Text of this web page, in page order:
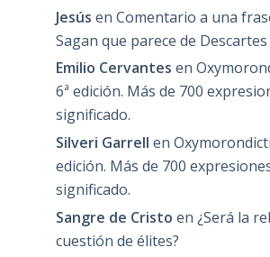
Jesús en Comentario a una
Sagan que parece de Descartes
Emilio Cervantes en
6ª edición. Más de 700
significado.
Silveri Garrell en
edición. Más de 700
significado.
Sangre de Cristo en ¿Será la
cuestión de élites?